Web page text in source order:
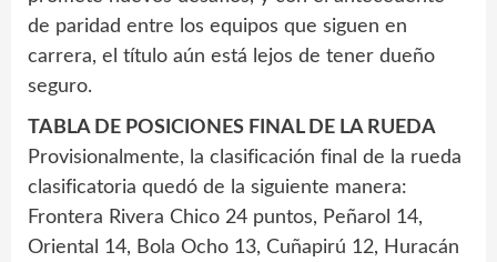
de paridad entre los equipos que siguen en
carrera, el título aún está lejos de tener dueño
seguro.
TABLA DE POSICIONES FINAL DE LA RUEDA
Provisionalmente, la clasificación final de la rueda
clasificatoria quedó de la siguiente manera:
Frontera Rivera Chico 24 puntos, Peñarol 14,
Oriental 14, Bola Ocho 13, Cuñapirú 12, Huracán